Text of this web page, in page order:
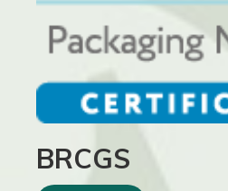
BRCGS